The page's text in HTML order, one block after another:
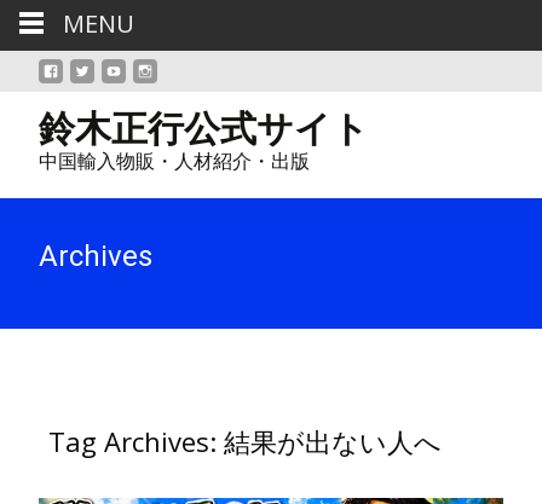
鈴木正行公式サイト
中国輸入物販・人材紹介・出版
Archives
Tag Archives: 結果が出ない人へ
MENU